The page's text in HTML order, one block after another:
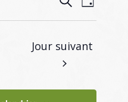
et
de
vues
de
vues
Jour
Jour suivant